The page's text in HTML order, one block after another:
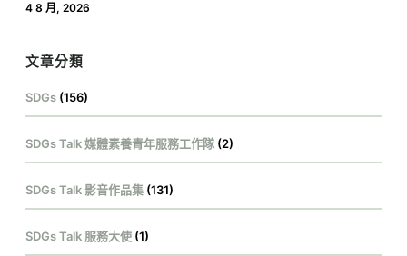
4 8 月, 2026
文章分類
SDGs (156)
SDGs Talk 媒體素養青年服務工作隊 (2)
SDGs Talk 影音作品集 (131)
SDGs Talk 服務大使 (1)